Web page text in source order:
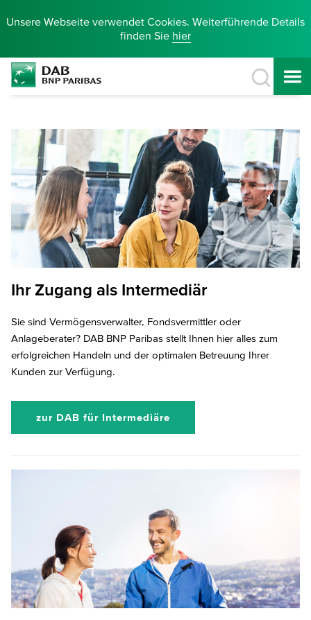
Unsere Webseite verwendet Cookies. Weiterführende Details
finden Sie hier
Ihr Zugang als Intermediär
Sie sind Vermögensverwalter, Fondsvermittler oder
Anlageberater? DAB BNP Paribas stellt Ihnen hier alles zum
erfolgreichen Handeln und der optimalen Betreuung Ihrer
Kunden zur Verfügung.
zur DAB für Intermediäre